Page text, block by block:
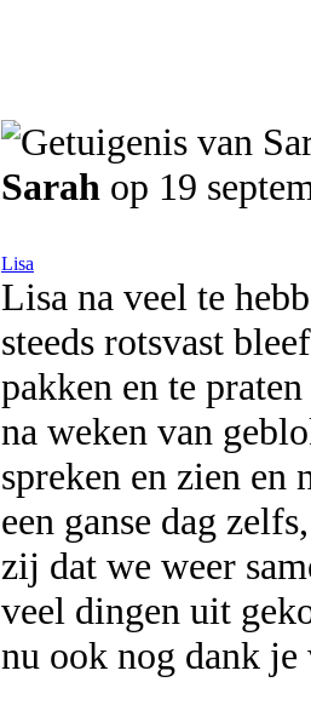
Sarah op 19
Lisa
Lisa na veel te
steeds rotsvast
pakken en te
na weken van
spreken en zien en
een ganse dag
zij dat we weer
veel dingen uit
nu ook nog dank je